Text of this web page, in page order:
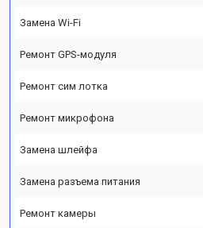
Замена Wi-Fi
Ремонт GPS-модуля
Ремонт сим лотка
Ремонт микрофона
Замена шлейфа
Замена разъема питания
Ремонт камеры